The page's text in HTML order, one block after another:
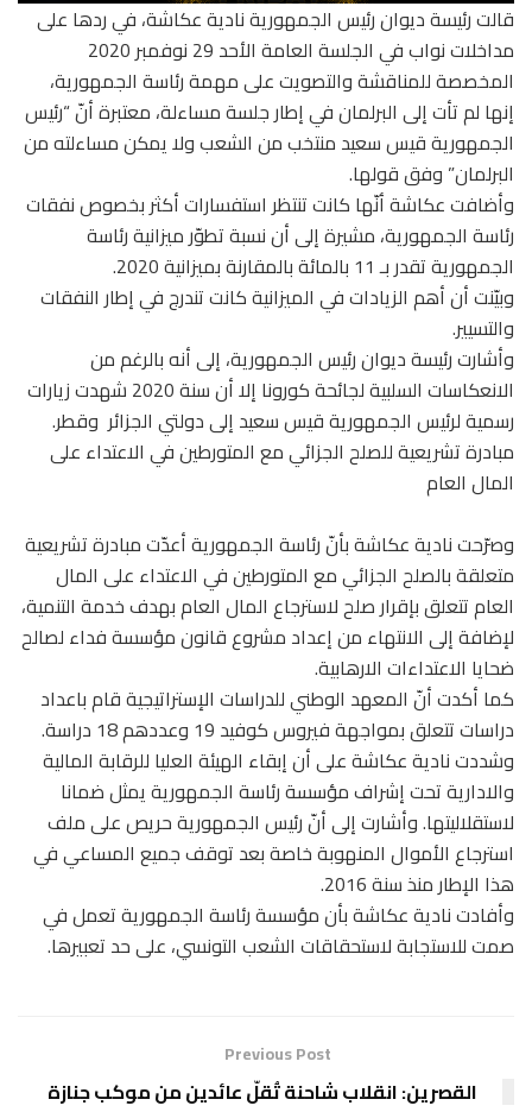
قالت ‏رئيسة ديوان رئيس الجمهورية نادية عكاشة، في ردها على
مداخلات نواب في الجلسة العامة الأحد 29 نوفمبر 2020
المخصصة للمناقشة والتصويت على مهمة رئاسة الجمهورية،
إنها لم تأت إلى البرلمان في إطار جلسة مساءلة، معتبرة أنّ “رئيس
الجمهورية قيس سعيد منتخب من الشعب ولا يمكن مساءلته من
البرلمان” وفق قولها.
وأضافت عكاشة أنّها كانت تنتظر استفسارات ‏أكثر بخصوص نفقات
رئاسة الجمهورية، مشيرة إلى ‏أن نسبة تطوّر ميزانية رئاسة
الجمهورية تقدر بـ 11 بالمائة بالمقارنة بميزانية 2020.
وبيّنت ‏أن أهم الزيادات في الميزانية كانت تندرج في إطار النفقات
والتسيير.
وأشارت ‏رئيسة ديوان رئيس الجمهورية، إلى أنه بالرغم من
الانعكاسات السلبية لجائحة كورونا إلا أن سنة 2020 شهدت زيارات
رسمية لرئيس الجمهورية قيس سعيد إلى دولتي الجزائر وقطر.
مبادرة تشريعية للصلح الجزائي مع المتورطين في الاعتداء على
المال العام
وصرّحت ‏نادية عكاشة بأنّ رئاسة الجمهورية أعدّت مبادرة تشريعية
متعلقة بالصلح الجزائي مع المتورطين في الاعتداء على المال
العام تتعلق بإقرار صلح لاسترجاع المال العام بهدف خدمة التنمية،
لإضافة ‏إلى الانتهاء من إعداد مشروع قانون مؤسسة فداء لصالح
ضحايا الاعتداءات الارهابية.
كما أكدت أنّ المعهد الوطني للدراسات الإستراتيجية قام باعداد
دراسات تتعلق بمواجهة فيروس كوفيد 19 وعددهم 18 دراسة.
وشددت ‏نادية عكاشة على أن إبقاء الهيئة العليا للرقابة المالية
والادارية تحت إشراف مؤسسة رئاسة الجمهورية يمثل ضمانا
لاستقلاليتها. وأشارت إلى أنّ رئيس الجمهورية حريص على ملف
استرجاع الأموال المنهوبة خاصة بعد توقف جميع المساعي في
هذا الإطار منذ سنة 2016.
وأفادت نادية عكاشة بأن مؤسسة رئاسة الجمهورية تعمل في
صمت للاستجابة لاستحقاقات الشعب التونسي، على حد تعبيرها.
Previous Post
القصرين: انقلاب شاحنة تُقلّ عائدين من موكب جنازة